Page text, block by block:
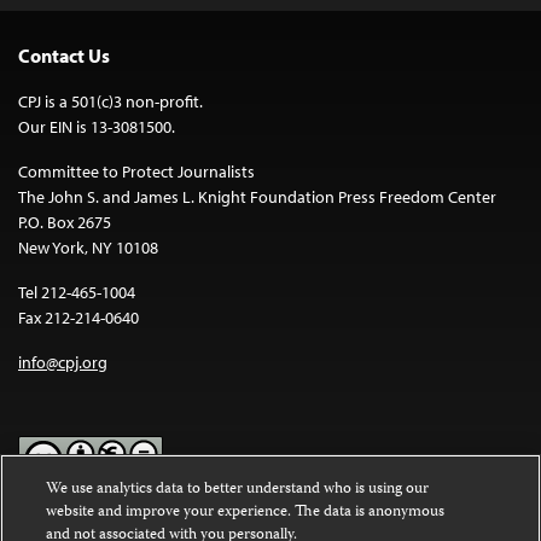
Contact Us
CPJ is a 501(c)3 non-profit.
Our EIN is 13-3081500.
Committee to Protect Journalists
The John S. and James L. Knight Foundation Press Freedom Center
P.O. Box 2675
New York, NY 10108
Tel 212-465-1004
Fax 212-214-0640
info@cpj.org
Except where noted, text on this website is licensed under a
We use analytics data to better understand who is using our
website and improve your experience. The data is anonymous
and not associated with you personally.